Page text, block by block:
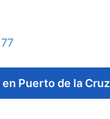
Puerto de la Cruz